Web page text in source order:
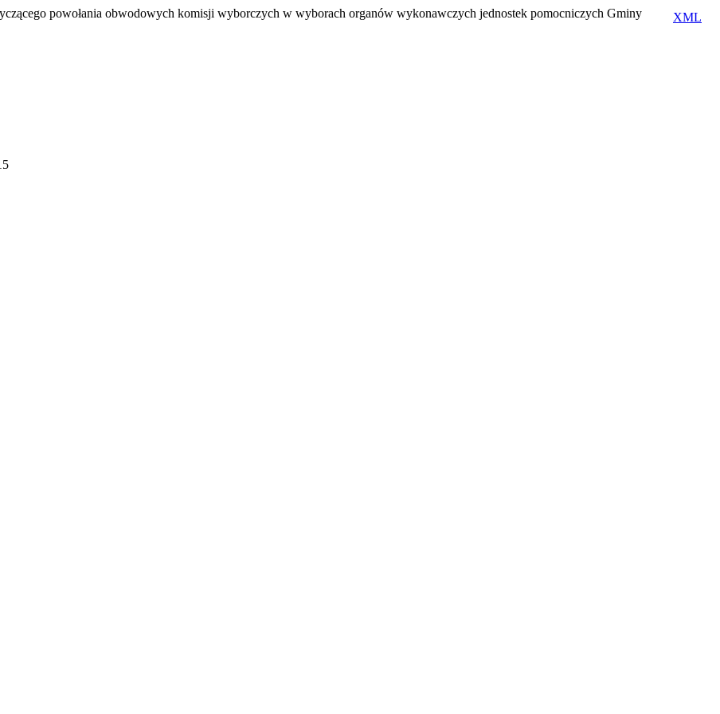
XML
powołania obwodowych komisji wyborczych w wyborach organów wykonawczych jednostek pomocniczych Gminy